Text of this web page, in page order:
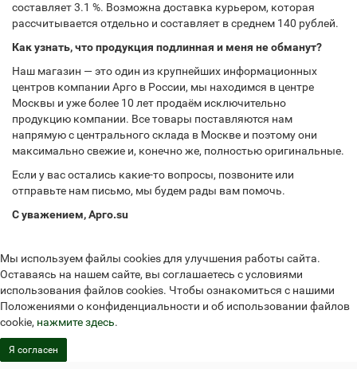
составляет 3.1 %. Возможна доставка курьером, которая
рассчитывается отдельно и составляет в среднем 140 рублей.
Как узнать, что продукция подлинная и меня не обманут?
Наш магазин — это один из крупнейших информационных
центров компании Арго в России, мы находимся в центре
Москвы и уже более 10 лет продаём исключительно
продукцию компании. Все товары поставляются нам
напрямую с центрального склада в Москве и поэтому они
максимально свежие и, конечно же, полностью оригинальные.
Если у вас остались какие-то вопросы, позвоните или
отправьте нам письмо, мы будем рады вам помочь.
С уважением, Арго.su
Мы используем файлы cookies для улучшения работы сайта.
Оставаясь на нашем сайте, вы соглашаетесь с условиями
использования файлов cookies. Чтобы ознакомиться с нашими
Положениями о конфиденциальности и об использовании файлов
cookie, нажмите здесь.
Я согласен